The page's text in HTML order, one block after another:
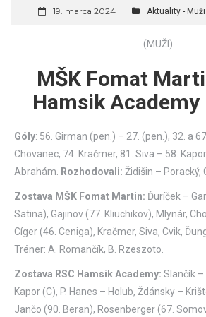
19. marca 2024 Aktuality - Muži
(MUŽI)
MŠK Fomat
Hamsik Academy
Góly: 56. Girman (pen.) – 27. (pen.), 32. a
Chovanec, 74. Kračmer, 81. Siva – 58.
Abrahám.
Rozhodovali: Židišin – Poracký,
Zostava MŠK Fomat Martin: Ďuríček –
Satina), Gajinov (77. Kliuchikov), Mlynár,
Cíger (46. Ceniga), Kračmer, Siva, Cvik,
Tréner: A. Romančík, B. Rzeszoto.
Zostava RSC Hamsik Academy: Slančík –
Kapor (C), P. Hanes – Holub, Ždánsky –
Jančo (90. Beran), Rosenberger (67.